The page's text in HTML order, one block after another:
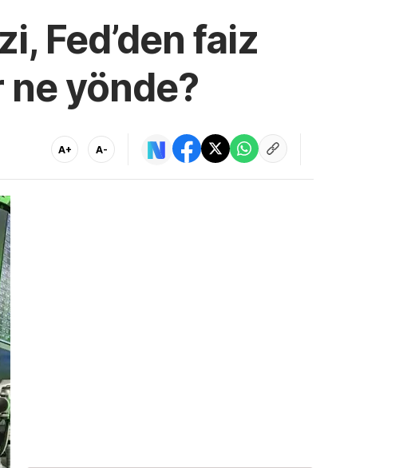
Fed’den faiz
yönde?
A+ A-